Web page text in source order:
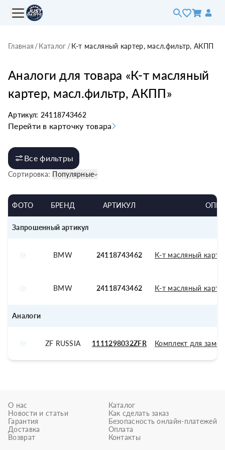
Главная /Каталог /К-т масляный картер, масл.фильтр, АКПП
Аналоги для товара «К-т масляный
картер, масл.фильтр, АКПП»
Артикул: 24118743462
Перейти в карточку товара
Все фильтры
Сортировка: Популярные
ФОТО БРЕНД АРТИКУЛ
Запрошенный артикул
BMW 24118743462 К-т масляный
BMW 24118743462 К-т масляный
Аналоги
ZF RUSSIA 1111298032ZFR Комплект для
О нас
Новости и статьи
Гарантия
Доставка
Возврат
Каталог
Как сделать заказ
Безопасность онлайн-платежей
Оплата
Контакты